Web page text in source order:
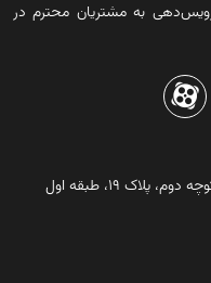
به مشتریان محترم در
۱۹، طبقه اول